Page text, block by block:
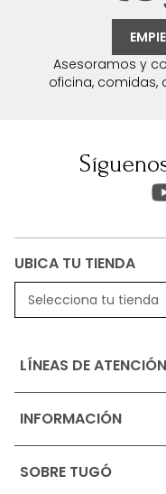
Asesoramos y
oficina, comidas,
UBICA TU TIENDA
Selecciona tu tienda
LÍNEAS DE ATENCIÓN
INFORMACIÓN
Ofertas vigentes
SOBRE TUGÓ